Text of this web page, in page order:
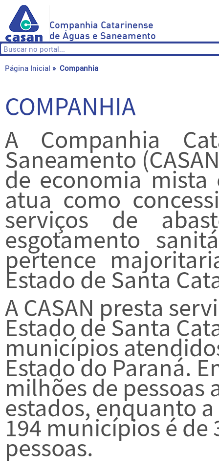
Companhia Catarinense
de Águas e Saneamento
Página Inicial » Companhia
COMPANHIA
A Companhia
Saneamento
de economia
atua como
serviços de
esgotamento
pertence
Estado de Santa
A CASAN presta
Estado de Santa
municípios
Estado do Paraná.
milhões de pessoas
estados, enquanto
194 municípios é de
pessoas.